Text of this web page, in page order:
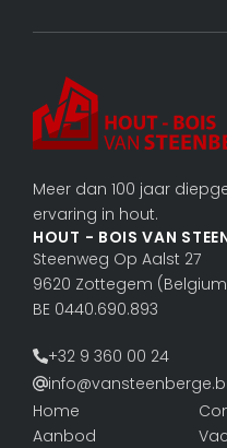
Meer dan 100 jaar
ervaring in hout.
HOUT - BOIS VAN
Steenweg Op Aalst 27
9620 Zottegem
BE 0440.690.893
+32 9 360 00 24
Home
Aanbod